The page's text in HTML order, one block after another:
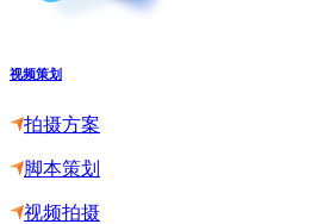
视频策划
拍摄方案
脚本策划
视频拍摄